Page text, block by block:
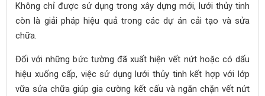
Không chỉ được sử dụng trong xây dựng mới, lưới thủy tinh
còn là giải pháp hiệu quả trong các dự án cải tạo và sửa
chữa.
Đối với những bức tường đã xuất hiện vết nứt hoặc có dấu
hiệu xuống cấp, việc sử dụng lưới thủy tinh kết hợp với lớp
vữa sửa chữa giúp gia cường kết cấu và ngăn chặn vết nứt